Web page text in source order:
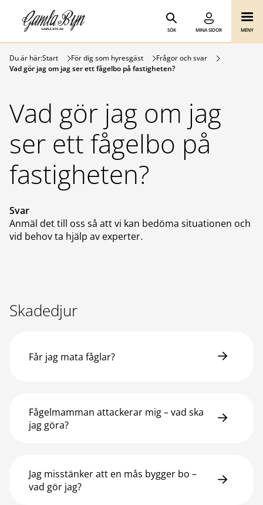
Hoppa till innehåll
Gamla Byn AB
SÖK MINA SIDOR MENY
Du är här:Start För dig som hyresgäst
Frågor och svar
Vad gör jag om jag ser ett fågelbo på fastigheten?
Vad gör jag om jag
ser ett fågelbo på
fastigheten?
Svar
Anmäl det till oss så att vi kan bedöma situationen och
vid behov ta hjälp av experter.
Skadedjur
Får jag mata fåglar?
Fågelmamman attackerar mig – vad ska
jag göra?
Jag misstänker att en mås bygger bo –
vad gör jag?